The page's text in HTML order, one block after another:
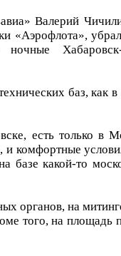
Валерий
«Аэрофлота»,
баз, как
есть только в
и комфортные
базе какой-то
органов, на
того, на